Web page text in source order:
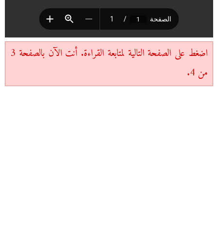
اضغط على الصفحة التالية لمتابعة القراءة. أنت الآن بالصفحة 3
من 4.